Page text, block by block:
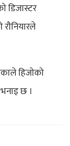
डिजास्टर
हिजोको
छ ।